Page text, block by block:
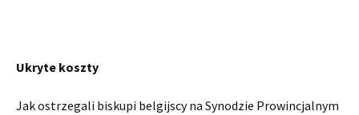
Ukryte koszty
Jak ostrzegali biskupi belgijscy na Synodzie Prowincjalnym